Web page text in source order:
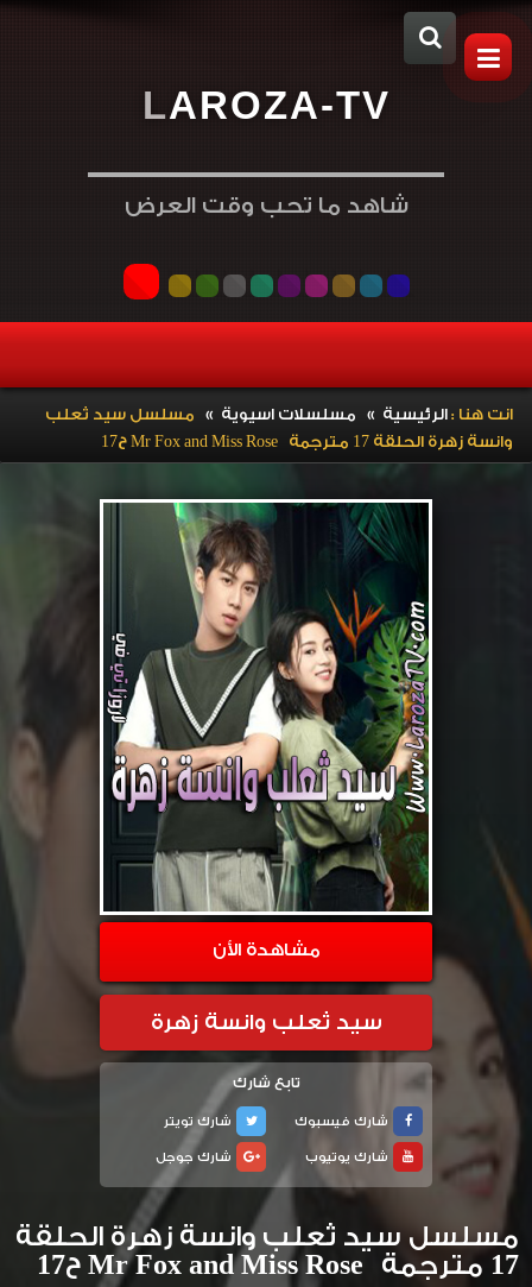
LAROZA-TV
شاهد ما تحب وقت العرض
انت هنا :الرئيسية » مسلسلات اسيوية » مسلسل سيد ثعلب
وانسة زهرة الحلقة 17 مترجمة Mr Fox and Miss Rose ح17
مشاهدة الأن
سيد ثعلب وانسة زهرة
تابع شارك
شارك فيسبوك
شارك تويتر
شارك يوتيوب
شارك جوجل
مسلسل سيد ثعلب وانسة زهرة الحلقة
17 مترجمة Mr Fox and Miss Rose ح17